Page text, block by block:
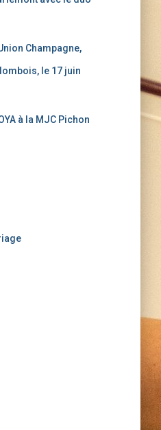
Champagne,
le 17 juin
à la MJC Pichon